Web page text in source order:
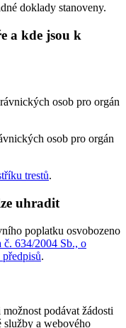
doklady stanoveny.
a kde jsou k
osob pro orgán
osob pro orgán
trestů.
uhradit
poplatku osvobozeno
č. 634/2004 Sb., o
.
podávat žádosti
a webového